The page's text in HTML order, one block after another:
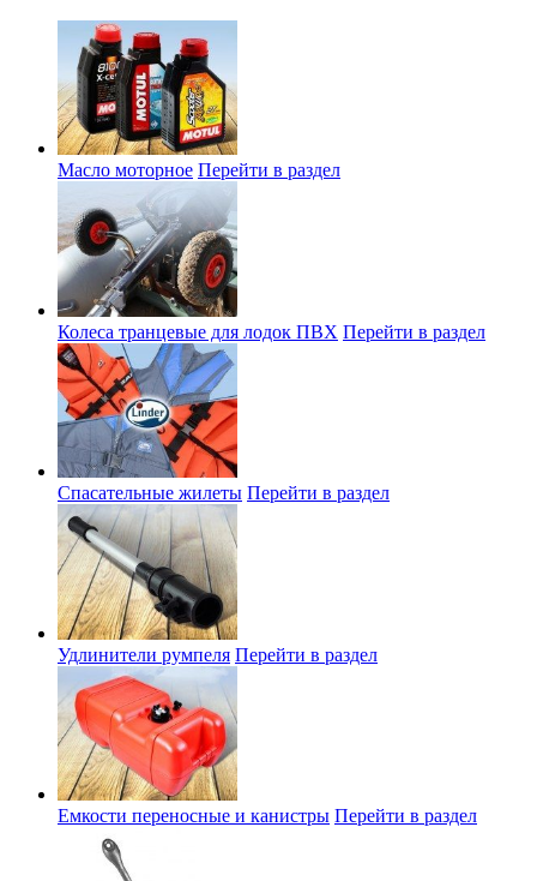
Масло моторное Перейти в раздел
Колеса транцевые для лодок ПВХ Перейти в раздел
Спасательные жилеты Перейти в раздел
Удлинители румпеля Перейти в раздел
Емкости переносные и канистры Перейти в раздел